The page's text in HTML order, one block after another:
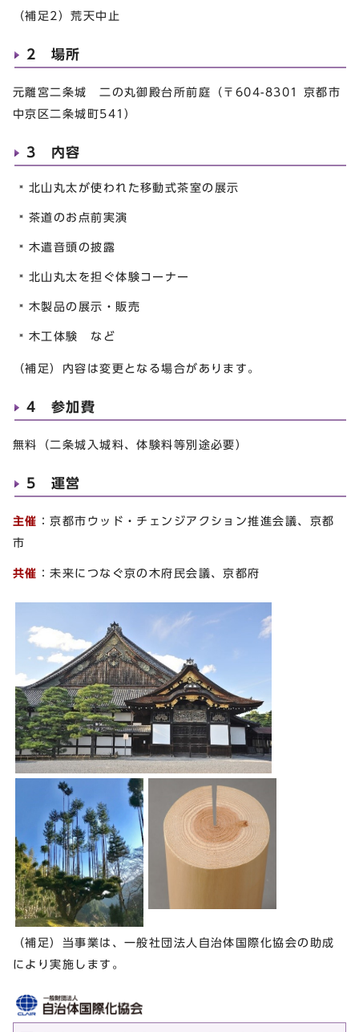
（補足2）荒天中止
2 場所
元離宮二条城 二の丸御殿台所前庭（〒604-8301 京都市
中京区二条城町541）
3 内容
北山丸太が使われた移動式茶室の展示
茶道のお点前実演
木遣音頭の披露
北山丸太を担ぐ体験コーナー
木製品の展示・販売
木工体験 など
（補足）内容は変更となる場合があります。
4 参加費
無料（二条城入城料、体験料等別途必要）
5 運営
主催 ：京都市ウッド・チェンジアクション推進会議、京都
市
共催 ：未来につなぐ京の木府民会議、京都府
（補足）当事業は、一般社団法人自治体国際化協会の助成
により実施します。